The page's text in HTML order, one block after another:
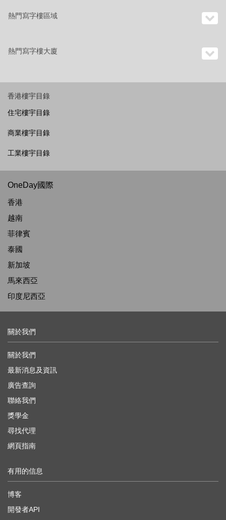
熱門寫字樓區域
熱門寫字樓大廈
香港樓宇目錄
住宅樓宇目錄
商業樓宇目錄
工業樓宇目錄
OneDay國際
香港
越南
菲律賓
泰國
新加坡
馬來西亞
印度尼西亞
關於我們
關於我們
最新消息及資訊
廣告查詢
聯絡我們
獎學金
尋找代理
網頁指南
有用的信息
博客
開發者API